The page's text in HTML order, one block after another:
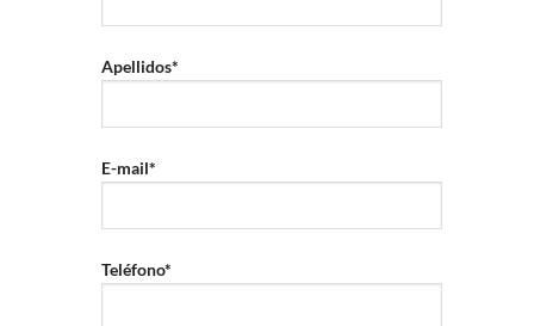
Apellidos*
E-mail*
Teléfono*